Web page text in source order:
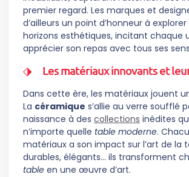
premier regard. Les marques et
d’ailleurs un point d’honneur à
horizons esthétiques, incitant chaque
apprécier son repas avec tous ses
Les matériaux innovants et
Dans cette ère, les matériaux jouent
La céramique s’allie au verre soufflé
naissance à des collections inédites
n’importe quelle table moderne.
matériaux a son impact sur l’art de la
durables, élégants… ils transforment
table en une œuvre d’art.